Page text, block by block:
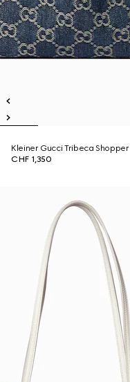
Kleiner Gucci Tribeca Shopper
CHF 1,350